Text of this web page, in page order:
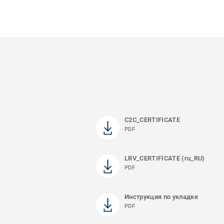
C2C_CERTIFICATE
PDF
LRV_CERTIFICATE (ru_RU)
PDF
Инструкция по укладке
PDF